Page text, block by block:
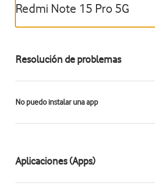
Redmi Note 15 Pro 5G
Resolución de problemas
No puedo instalar una app
Aplicaciones (Apps)